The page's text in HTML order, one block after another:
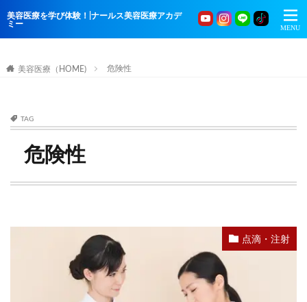
美容医療を学び体験！|ナールス美容医療アカデ
ミー
美容医療（HOME) 危険性
TAG
危険性
点滴・注射